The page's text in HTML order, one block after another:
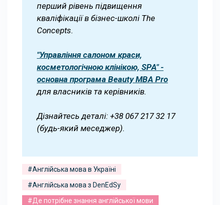
перший рівень підвищення
кваліфікації в бізнес-школі The
Concepts.
"Управління салоном краси,
косметологічною клінікою, SPA" -
основна програма Beauty MBA Pro
для власників та керівників.
Дізнайтесь деталі: +38 067 217 32 17
(будь-який меседжер).
#Англійська мова в Україні
#Англійська мова з DenEdSy
#Де потрібне знання англійської мови